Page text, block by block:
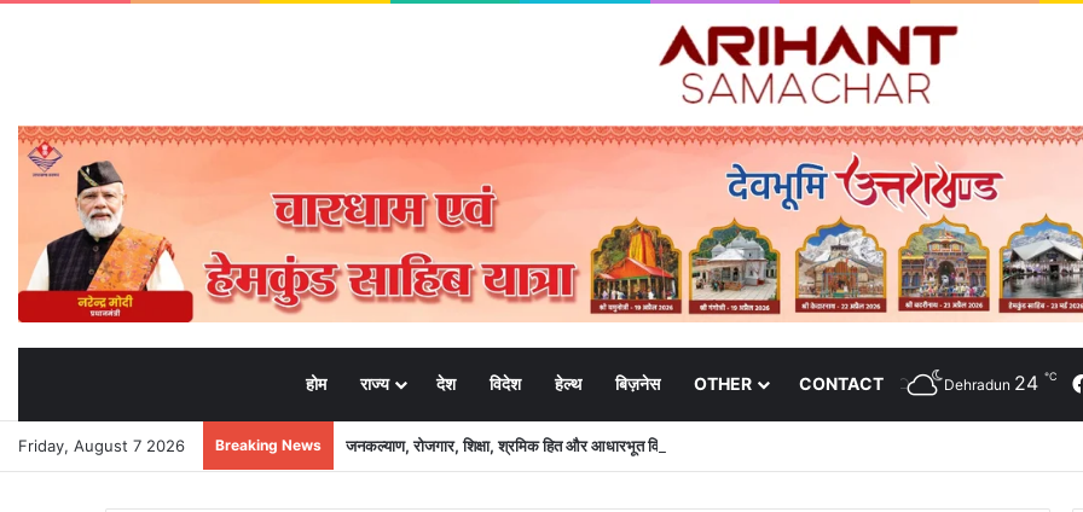
होम राज्य देश विदेश हेल्थ बिज़नेस OTHER CONTACT Dehradun 24 ℃
Friday, August 7 2026 Breaking News जनकल्याण, रोजगार, शिक्षा, श्रमिक हित और आधारभूत विकास को नई गति : धामी कैबिनेट के ऐतिहासिक फैसले